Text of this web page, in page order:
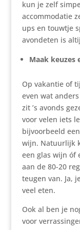
kun je zelf
accommodatie
ups en touwtje
avondeten is
Maak keuzes
Op vakantie of
even wat
zit ’s avonds
voor velen iets
bijvoorbeeld
wijn. Natuurlijk
een glas wijn óf
aan de 80-20
teugen van. Ja,
veel eten.
Ook al ben je
voor